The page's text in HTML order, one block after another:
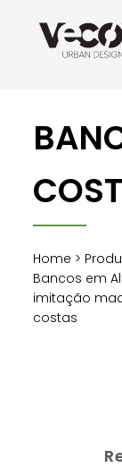
Home >
Bancos em
imitação
costas